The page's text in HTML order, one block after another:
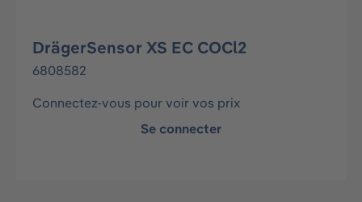
DrägerSensor XS EC COCl2
6808582
Connectez-vous pour voir vos prix
Se connecter